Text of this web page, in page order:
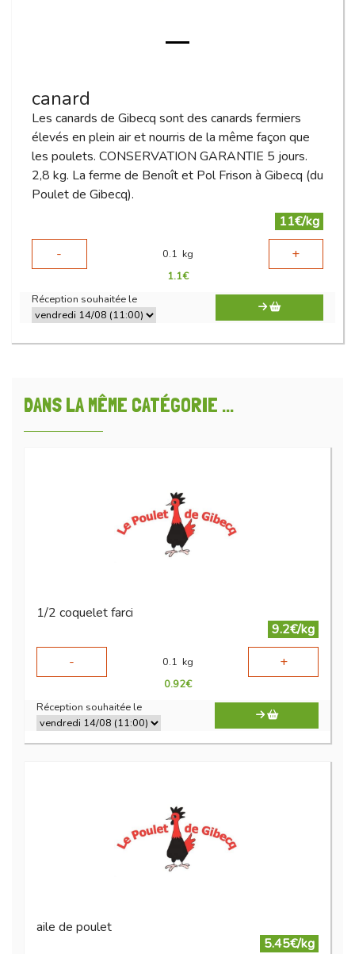
canard
Les canards de Gibecq sont des canards fermiers
élevés en plein air et nourris de la même façon que
les poulets. CONSERVATION GARANTIE 5 jours.
2,8 kg. La ferme de Benoît et Pol Frison à Gibecq (du
Poulet de Gibecq).
11€/kg
-
0.1 kg +
1.1€
Réception souhaitée le
DANS LA MÊME CATÉGORIE ...
1/2 coquelet farci
9.2€/kg
-
0.1 kg +
0.92€
Réception souhaitée le
aile de poulet
5.45€/kg